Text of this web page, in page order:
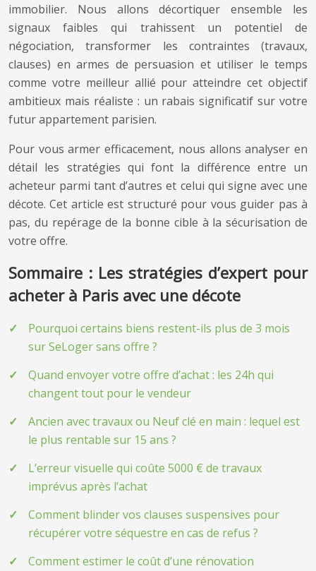
immobilier. Nous allons décortiquer ensemble les
signaux faibles qui trahissent un potentiel de
négociation, transformer les contraintes (travaux,
clauses) en armes de persuasion et utiliser le temps
comme votre meilleur allié pour atteindre cet objectif
ambitieux mais réaliste : un rabais significatif sur votre
futur appartement parisien.
Pour vous armer efficacement, nous allons analyser en
détail les stratégies qui font la différence entre un
acheteur parmi tant d’autres et celui qui signe avec une
décote. Cet article est structuré pour vous guider pas à
pas, du repérage de la bonne cible à la sécurisation de
votre offre.
Sommaire : Les stratégies d’expert pour
acheter à Paris avec une décote
Pourquoi certains biens restent-ils plus de 3 mois
sur SeLoger sans offre ?
Quand envoyer votre offre d’achat : les 24h qui
changent tout pour le vendeur
Ancien avec travaux ou Neuf clé en main : lequel est
le plus rentable sur 15 ans ?
L’erreur visuelle qui coûte 5000 € de travaux
imprévus après l’achat
Comment blinder vos clauses suspensives pour
récupérer votre séquestre en cas de refus ?
Comment estimer le coût d’une rénovation